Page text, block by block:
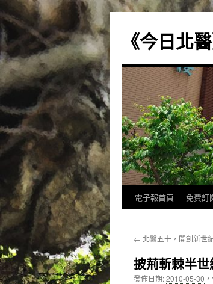
《今日北
跳
主
要
電子報首頁 免費訂
← 北醫五十，開創新世
披荊斬棘半
發佈日期:2010-05-30 ，